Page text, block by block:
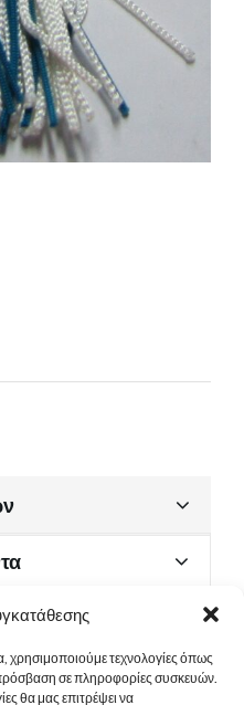
χρησιμοποιούμε τεχνολογίες όπως
σε πληροφορίες συσκευών.
θα μας επιτρέψει να